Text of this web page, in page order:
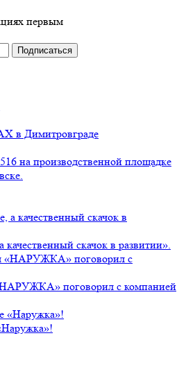
первым
в Димитровграде
на производственной площадке
скачок в развитии».
поговорил с компанией